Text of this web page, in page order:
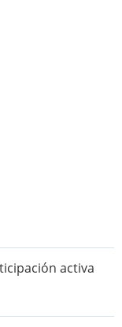
activa